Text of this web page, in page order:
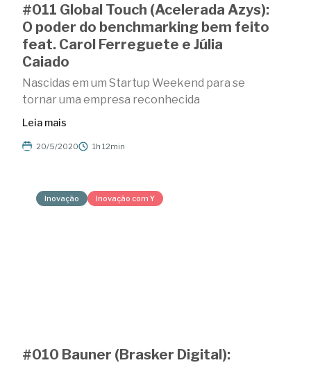
#011 Global Touch (Acelerada Azys):
O poder do benchmarking bem feito
feat. Carol Ferreguete e Júlia
Caiado
Nascidas em um Startup Weekend para se
tornar uma empresa reconhecida
Leia mais
20/5/2020 1h 12min
Inovação Inovação com Y
#010 Bauner (Brasker Digital):